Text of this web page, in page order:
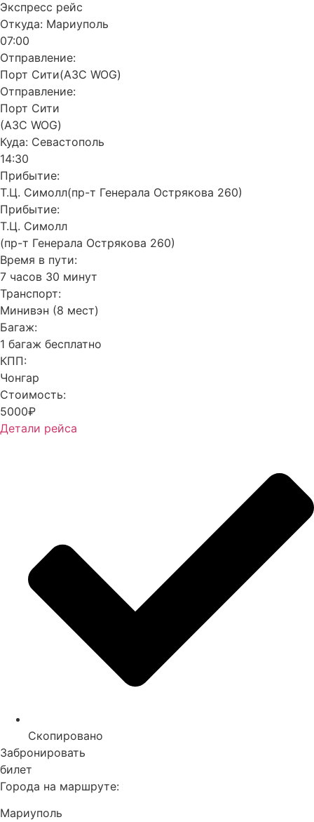
Экспресс рейс
Откуда: Мариуполь
07:00
Отправление:
Порт Сити(АЗС WOG)
Отправление:
Порт Сити
(АЗС WOG)
Куда: Севастополь
14:30
Прибытие:
Т.Ц. Симолл(пр-т Генерала Острякова 260)
Прибытие:
Т.Ц. Симолл
(пр-т Генерала Острякова 260)
Время в пути:
7 часов 30 минут
Транспорт:
Минивэн (8 мест)
Багаж:
1 багаж бесплатно
КПП:
Чонгар
Стоимость:
5000₽
Детали рейса
Скопировано
Забронировать
билет
Города на маршруте:
Мариуполь